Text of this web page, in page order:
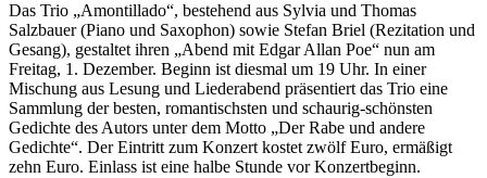
Das Trio „Amontillado“, bestehend aus Sylvia und Thomas
Salzbauer (Piano und Saxophon) sowie Stefan Briel (Rezitation und
Gesang), gestaltet ihren „Abend mit Edgar Allan Poe“ nun am
Freitag, 1. Dezember. Beginn ist diesmal um 19 Uhr. In einer
Mischung aus Lesung und Liederabend präsentiert das Trio eine
Sammlung der besten, romantischsten und schaurig-schönsten
Gedichte des Autors unter dem Motto „Der Rabe und andere
Gedichte“. Der Eintritt zum Konzert kostet zwölf Euro, ermäßigt
zehn Euro. Einlass ist eine halbe Stunde vor Konzertbeginn.